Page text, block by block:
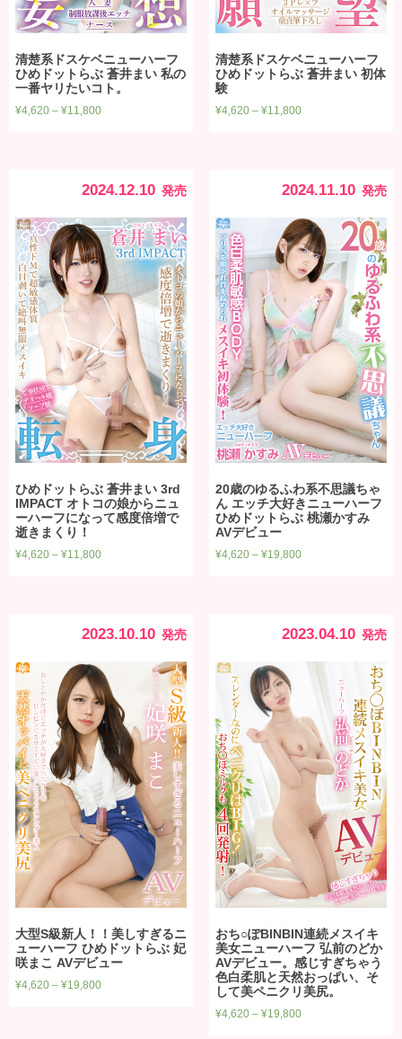
清楚系ドスケベニューハーフ
ひめドットらぶ 蒼井まい 私の
一番ヤリたいコト。
¥4,620 – ¥11,800
清楚系ドスケベニューハーフ
ひめドットらぶ 蒼井まい 初体
験
¥4,620– ¥11,800
2024.12.10 発売
ひめドットらぶ 蒼井まい 3rd
IMPACT オトコの娘からニュ
ーハーフになって感度倍増で
逝きまくり！
¥4,620 – ¥11,800
2024.11.10 発売
20歳のゆるふわ系不思議ちゃ
ん エッチ大好きニューハーフ
ひめドットらぶ 桃瀬かすみ
AVデビュー
¥4,620– ¥19,800
2023.10.10 発売
大型S級新人！！美しすぎるニ
ューハーフ ひめドットらぶ 妃
咲まこ AVデビュー
¥4,620 – ¥19,800
2023.04.10 発売
おち○ぽBINBIN連続メスイキ
美女ニューハーフ 弘前のどか
AVデビュー。感じすぎちゃう
色白柔肌と天然おっぱい、そ
して美ペニクリ美尻。
¥4,620– ¥19,800